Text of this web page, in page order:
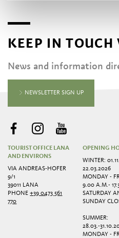
KEEP IN TOUCH
News and information
NEWSLETTER SIGN UP
TOURIST OFFICE LANA
AND ENVIRONS
VIA ANDREAS-HOFER
9/1
39011 LANA
PHONE+39 0473 561
770
OPENING
WINTER:
22.03.2026
MONDAY -
9.00 A.M.-
SATURDAY
SUNDAY
SUMMER:
28.03.-
MONDAY -